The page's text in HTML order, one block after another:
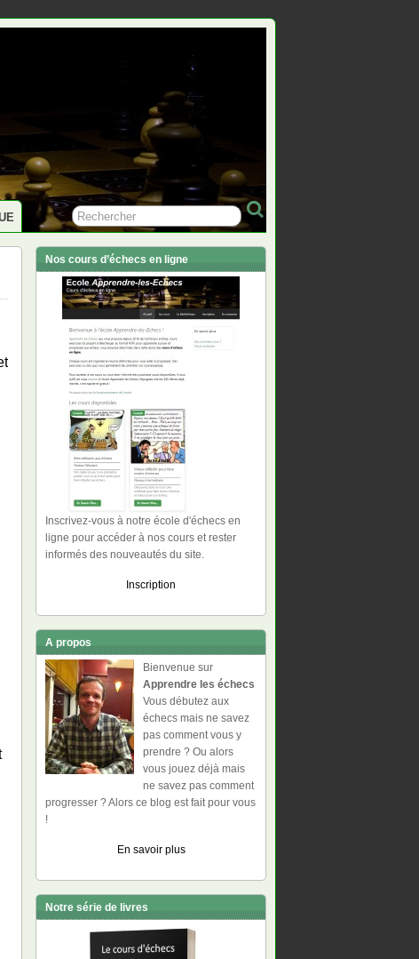
Nos cours d’échecs en ligne
Inscrivez-vous à notre école d'échecs en
ligne pour accéder à nos cours et rester
informés des nouveautés du site.
Inscription
A propos
Bienvenue sur
Apprendre les échecs
Vous débutez aux
échecs mais ne savez
pas comment vous y
prendre ? Ou alors
vous jouez déjà mais
ne savez pas comment
progresser ? Alors ce blog est fait pour vous
!
En savoir plus
Notre série de livres